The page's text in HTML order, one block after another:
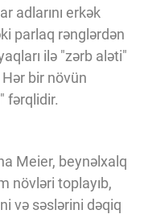
adlarını erkək
parlaq rənglərdən
ilə "zərb aləti"
Hər bir növün
fərqlidir.
Meier, beynəlxalq
növləri toplayıb,
və səslərini dəqiq